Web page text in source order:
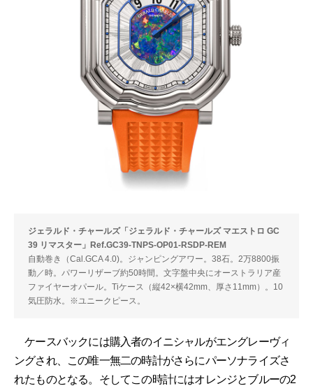
ジェラルド・チャールズ「ジェラルド・チャールズ マエストロ GC
39 リマスター」Ref.GC39-TNPS-OP01-RSDP-REM
自動巻き（Cal.GCA 4.0)。ジャンピングアワー。38石。2万8800振
動／時。パワーリザーブ約50時間。文字盤中央にオーストラリア産
ファイヤーオパール。Tiケース（縦42×横42mm、厚さ11mm）。10
気圧防水。※ユニークピース。
ケースバックには購入者のイニシャルがエングレーヴィ
ングされ、この唯一無二の時計がさらにパーソナライズさ
れたものとなる。そしてこの時計にはオレンジとブルーの2